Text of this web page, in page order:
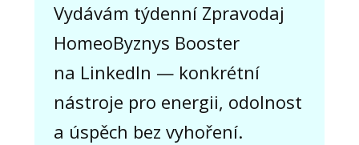
Vydávám týdenní Zpravodaj
HomeoByznys Booster
na LinkedIn — konkrétní
nástroje pro energii, odolnost
a úspěch bez vyhoření.